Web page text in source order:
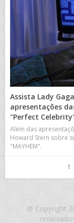
Assista Lady
apresentações
"Perfect
Além das
Howard Stern sobre
"MAYHEM".
1
@ Copyright